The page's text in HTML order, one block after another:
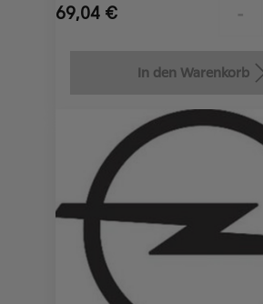
69,04 € -
In den Warenkorb